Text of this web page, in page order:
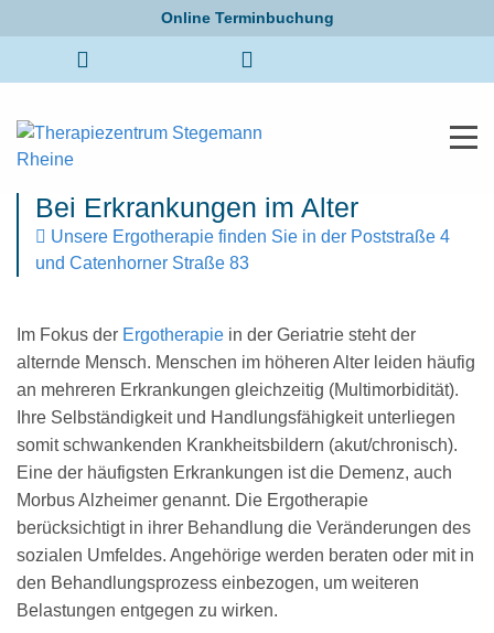
Online Terminbuchung
ERGOTHERAPIE GERIATRIE
Geriatrie
Bei Erkrankungen im Alter
Unsere Ergotherapie finden Sie in der Poststraße 4
und Catenhorner Straße 83
Im Fokus der Ergotherapie in der Geriatrie steht der
alternde Mensch. Menschen im höheren Alter leiden häufig
an mehreren Erkrankungen gleichzeitig (Multimorbidität).
Ihre Selbständigkeit und Handlungsfähigkeit unterliegen
somit schwankenden Krankheitsbildern (akut/chronisch).
Eine der häufigsten Erkrankungen ist die Demenz, auch
Morbus Alzheimer genannt. Die Ergotherapie
berücksichtigt in ihrer Behandlung die Veränderungen des
sozialen Umfeldes. Angehörige werden beraten oder mit in
den Behandlungsprozess einbezogen, um weiteren
Belastungen entgegen zu wirken.